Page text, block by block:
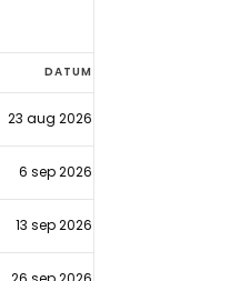
DATUM
23 aug 2026
6 sep 2026
13 sep 2026